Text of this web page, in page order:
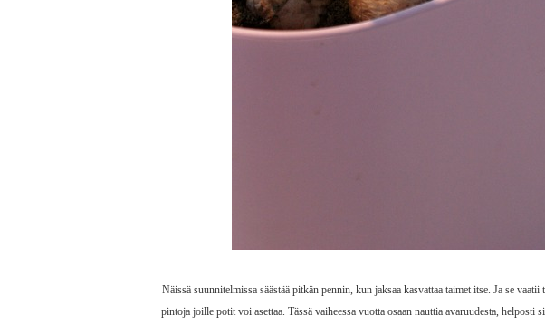
Näissä suunnitelmissa säästää pitkän pennin, kun jaksaa kasvattaa taimet itse. Ja se
pintoja joille potit voi asettaa. Tässä vaiheessa vuotta osaan nauttia avaruudesta, helposti